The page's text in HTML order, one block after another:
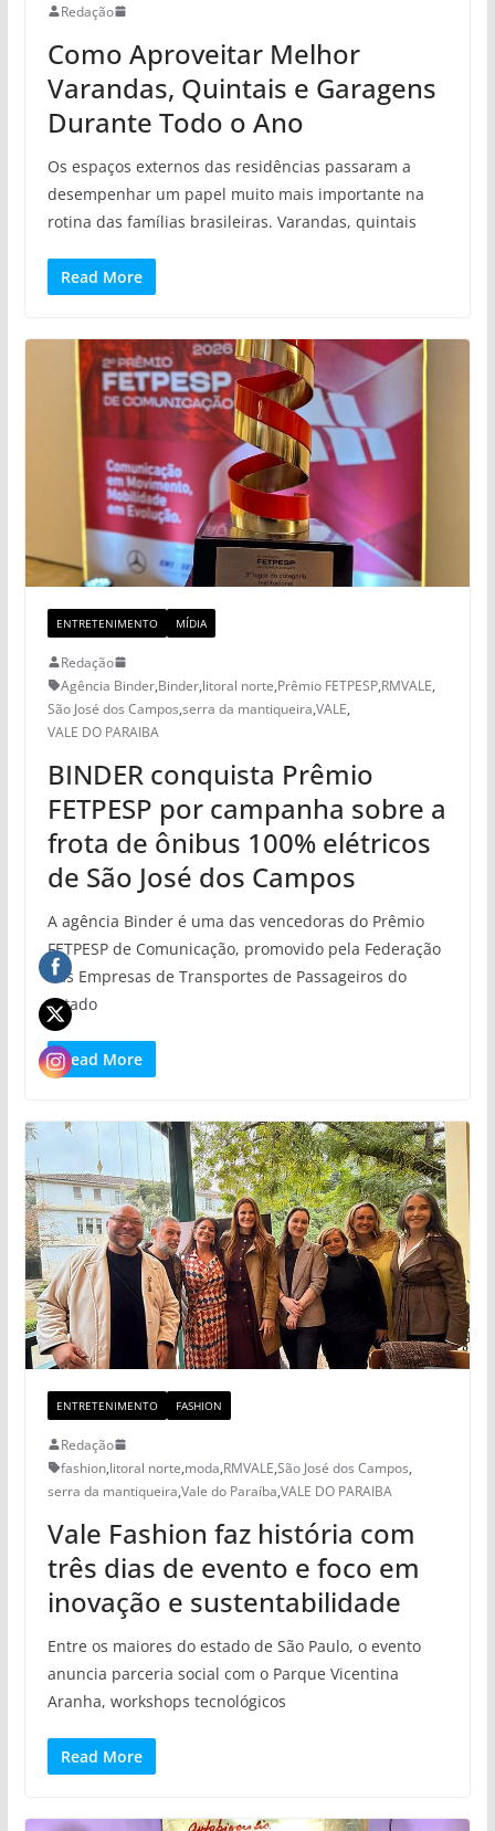
Redação
Como Aproveitar Melhor
Varandas, Quintais e Garagens
Durante Todo o Ano
Os espaços externos das residências passaram a
desempenhar um papel muito mais importante na
rotina das famílias brasileiras. Varandas, quintais
Read More
ENTRETENIMENTO MÍDIA
Redação
Agência Binder,Binder,litoral norte,Prêmio FETPESP,RMVALE,
São José dos Campos,serra da mantiqueira,VALE,
VALE DO PARAIBA
BINDER conquista Prêmio
FETPESP por campanha sobre a
frota de ônibus 100% elétricos
de São José dos Campos
A agência Binder é uma das vencedoras do Prêmio
FETPESP de Comunicação, promovido pela Federação
das Empresas de Transportes de Passageiros do
Estado
Read More
ENTRETENIMENTO FASHION
Redação
fashion,litoral norte,moda,RMVALE,São José dos Campos,
serra da mantiqueira,Vale do Paraíba,VALE DO PARAIBA
Vale Fashion faz história com
três dias de evento e foco em
inovação e sustentabilidade
Entre os maiores do estado de São Paulo, o evento
anuncia parceria social com o Parque Vicentina
Aranha, workshops tecnológicos
Read More